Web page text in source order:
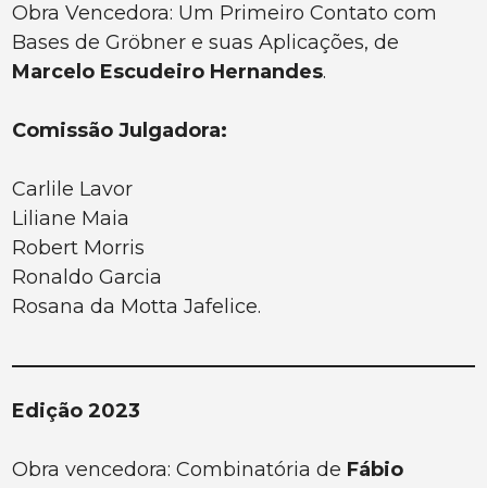
Obra Vencedora: Um Primeiro Contato com
Bases de Gröbner e suas Aplicações, de
Marcelo Escudeiro Hernandes.
Comissão Julgadora:
Carlile Lavor
Liliane Maia
Robert Morris
Ronaldo Garcia
Rosana da Motta Jafelice.
Edição 2023
Obra vencedora: Combinatória de Fábio